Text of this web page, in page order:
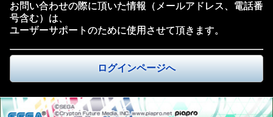
お問い合わせの際に頂いた情報（メールアドレス、電話番
号含む）は、
ユーザーサポートのために使用させて頂きます。
ログインページへ